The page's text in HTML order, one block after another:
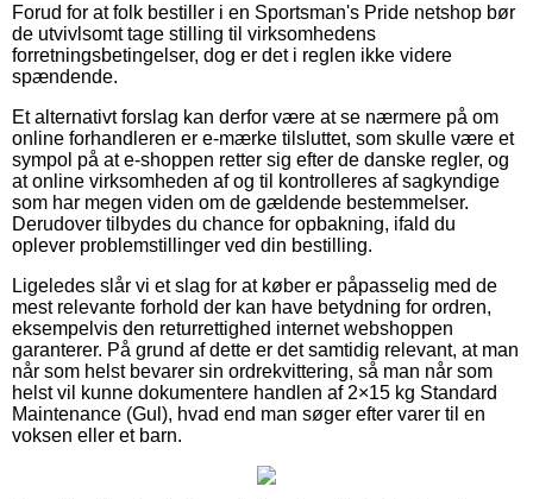
Forud for at folk bestiller i en Sportsman's Pride netshop bør
de utvivlsomt tage stilling til virksomhedens
forretningsbetingelser, dog er det i reglen ikke videre
spændende.
Et alternativt forslag kan derfor være at se nærmere på om
online forhandleren er e-mærke tilsluttet, som skulle være et
sympol på at e-shoppen retter sig efter de danske regler, og
at online virksomheden af og til kontrolleres af sagkyndige
som har megen viden om de gældende bestemmelser.
Derudover tilbydes du chance for opbakning, ifald du
oplever problemstillinger ved din bestilling.
Ligeledes slår vi et slag for at køber er påpasselig med de
mest relevante forhold der kan have betydning for ordren,
eksempelvis den returrettighed internet webshoppen
garanterer. På grund af dette er det samtidig relevant, at man
når som helst bevarer sin ordrekvittering, så man når som
helst vil kunne dokumentere handlen af 2×15 kg Standard
Maintenance (Gul), hvad end man søger efter varer til en
voksen eller et barn.